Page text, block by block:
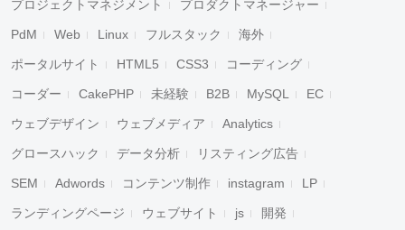
プロジェクトマネジメント プロダクトマネージャー
PdM Web Linux フルスタック 海外
ポータルサイト HTML5 CSS3 コーディング
コーダー CakePHP 未経験 B2B MySQL EC
ウェブデザイン ウェブメディア Analytics
グロースハック データ分析 リスティング広告
SEM Adwords コンテンツ制作 instagram LP
ランディングページ ウェブサイト js 開発